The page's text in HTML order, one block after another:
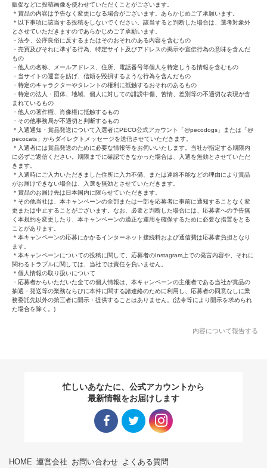
販促などに投稿画像を使わせていただくことがございます。
＊賞品の内容は予告なく変更になる場合がございます。あらかじめご了承願います。
＊以下事項に該当する投稿をしないでください。該当すると判断した場合は、選考対象外
とさせていただきますのであらかじめご了承願います。
・法令、公序良俗に反するまたはそのおそれのある内容を含むもの
・売買及びそれに準ずる行為、特定サイト及びアドレスの掲示や宣伝行為の意味を含んだ
もの
・他人の名称、メールアドレス、住所、電話番号等個人を特定しうる情報を含むもの
・当サイトの運営を妨げ、信頼を毀損するような行為を含んだもの
・特定のキャラクターやタレントの権利に抵触するおそれのあるもの
・特定の法人・団体、地域、個人に対しての誹謗中傷、苦情、差別等の不適切な表現が含
まれているもの
・他人の著作権、肖像権に抵触するもの
・その他事務局が不適切と判断するもの
＊入選通知・賞品発送について入選者にPECO公式アカウント「@pecodogs」または「@
pecocats」からダイレクトメッセージを送信させていただきます。
＊入選者には賞品発送のために必要な情報等をお伺いいたします。当社が指定する期限内
に必ずご返信ください。期限までに確認できなかった場合は、入選を無効とさせていただ
きます。
＊入選時にご入力いただきました住所に入力不備、または連絡不能などの理由により賞品
がお届けできない場合は、入選を無効とさせていただきます。
＊賞品のお届け先は日本国内に限らせていただきます。
＊その他当社は、本キャンペーンの全部または一部を応募者に事前に通知することなく変
更または中止することがございます。なお、必要と判断した場合には、応募者への予告無
く本規約を変更したり、本キャンペーンの適正な運用を確保するために必要な措置をとる
ことがあります。
＊本キャンペーンの応募にかかるインターネット接続料および通信費は応募者負担となり
ます。
＊本キャンペーンについての投稿に関して、応募者のInstagram上での発言内容や、それに
関わるトラブルに関しては、当社では責任を負いません。
＊個人情報の取り扱いについて
・応募者からいただいた全ての個人情報は、本キャンペーンの主催者である当社が賞品の
抽選・発送等の業務ならびに本件に関する諸連絡のために利用し、応募者の同意なしに業
務委託先以外の第三者に開示・提供することはありません。(法令等により開示を求められ
た場合を除く。)
内容について報告する
忙しいあなたに、公式アカウントから
最新情報をお届けします
HOME 運営会社 お問い合わせ よくある質問